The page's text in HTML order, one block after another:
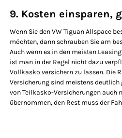
9. Kosten einsparen,
Wenn Sie den VW Tiguan Allspace
möchten, dann schrauben Sie am
Auch wenn es in den meisten
ist man in der Regel nicht dazu
Vollkasko versichern zu lassen. Die
Versicherung sind meistens
von Teilkasko-Versicherungen auch
übernommen, den Rest muss der